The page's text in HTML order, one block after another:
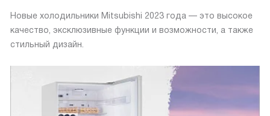
Новые холодильники Mitsubishi 2023 года — это высокое
качество, эксклюзивные функции и возможности, а также
стильный дизайн.